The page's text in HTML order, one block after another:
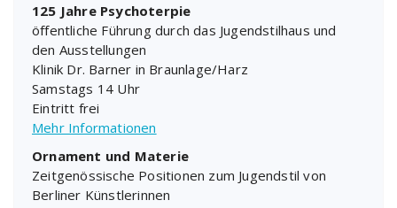
125 Jahre Psychoterpie
öffentliche Führung durch das Jugendstilhaus und
den Ausstellungen
Klinik Dr. Barner in Braunlage/Harz
Samstags 14 Uhr
Eintritt frei
Mehr Informationen
Ornament und Materie
Zeitgenössische Positionen zum Jugendstil von
Berliner Künstlerinnen